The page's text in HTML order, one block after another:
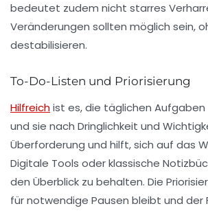
bedeutet zudem nicht starres
Veränderungen sollten möglich sein,
destabilisieren.
To-Do-Listen und Priorisierung
Hilfreichist es, die täglichen
und sie nach Dringlichkeit und
Überforderung und hilft, sich auf das
Digitale Tools oder klassische
den Überblick zu behalten. Die
für notwendige Pausen bleibt und der